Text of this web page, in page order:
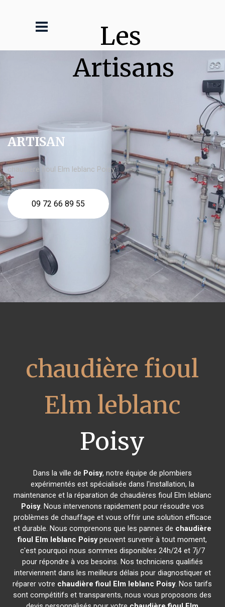
Les
Artisans
ARTISAN
chaudière fioul Elm leblanc Poisy
09 72 66 89 55
chaudière fioul
Elm leblanc
Poisy
Dans la ville de Poisy, notre équipe de plombiers
expérimentés est spécialisée dans l'installation, la
maintenance et la réparation de chaudières fioul Elm leblanc
Poisy. Nous intervenons rapidement pour résoudre vos
problèmes de chauffage et vous offrir une solution efficace
et durable. Nous comprenons que les pannes de chaudière
fioul Elm leblanc Poisypeuvent survenir à tout moment,
c'est pourquoi nous sommes disponibles 24h/24 et 7j/7
pour répondre à vos besoins. Nos techniciens qualifiés
interviennent dans les meilleurs délais pour diagnostiquer et
réparer votre chaudière fioul Elm leblanc Poisy. Nos tarifs
sont compétitifs et transparents, nous vous proposons des